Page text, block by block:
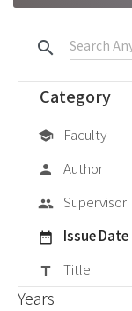
search
Category
school Faculty
person Author
group Supervisor
date_range Issue Date
title Title
Years